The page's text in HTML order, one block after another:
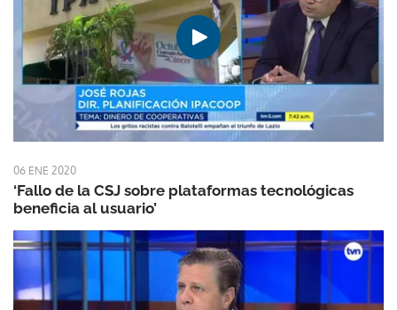
06 ENE 2020
‘Fallo de la CSJ sobre plataformas tecnológicas
beneficia al usuario’